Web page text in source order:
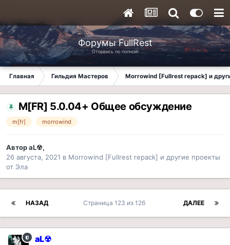
Форумы FullRest
Оторвись по полной!
Главная Гильдия Мастеров Morrowind [Fullrest repack] и
M[FR] 5.0.04+ Общее обсуждение
m[fr] morrowind
АвторaL☢,
26 августа, 2021 в Morrowind [Fullrest repack] и другие проекты
от Эла
НАЗАД ДАЛЕЕ
Страница 123 из 126
aL☢